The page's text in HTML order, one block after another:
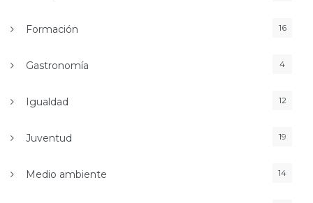
Formación 16
Gastronomía 4
Igualdad 12
Juventud 19
Medio ambiente 14